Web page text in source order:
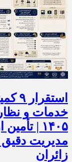
خدمات و
۱۴۰۵ |
مدیریت دقیق
زائران